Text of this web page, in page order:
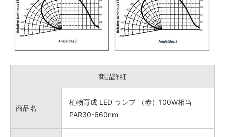
商品詳細
商品名
植物育成 LED ランプ （赤）100W相当
PAR30-660nm